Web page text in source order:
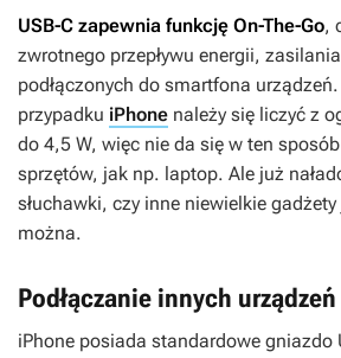
USB-C zapewnia funkcję On-The-Go,
zwrotnego przepływu energii,
podłączonych do smartfona
przypadku iPhone należy się liczyć z
do 4,5 W, więc nie da się w ten
sprzętów, jak np. laptop. Ale już
słuchawki, czy inne niewielkie
można.
Podłączanie innych urządzeń
iPhone posiada standardowe gniazdo